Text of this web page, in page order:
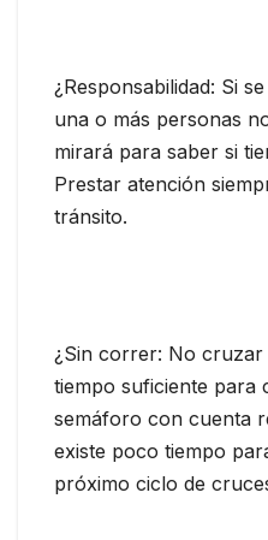
¿Responsabilidad: Si
una o más personas
mirará para saber si
Prestar atención
tránsito.
¿Sin correr: No
tiempo suficiente para
semáforo con cuenta
existe poco tiempo
próximo ciclo de